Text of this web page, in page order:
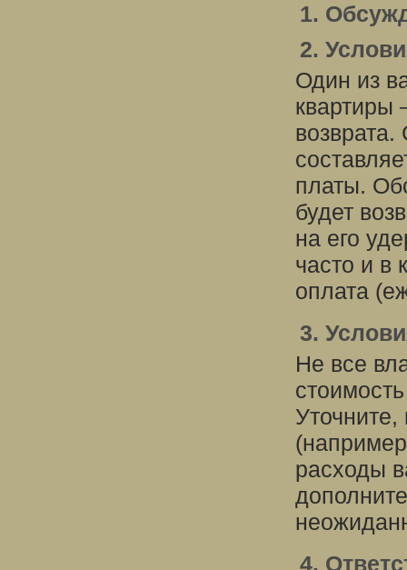
1.
2.
Один из
квартиры
платы.
будет
на его
часто и в
оплата
3.
Не все
Уточните,
расходы
4.